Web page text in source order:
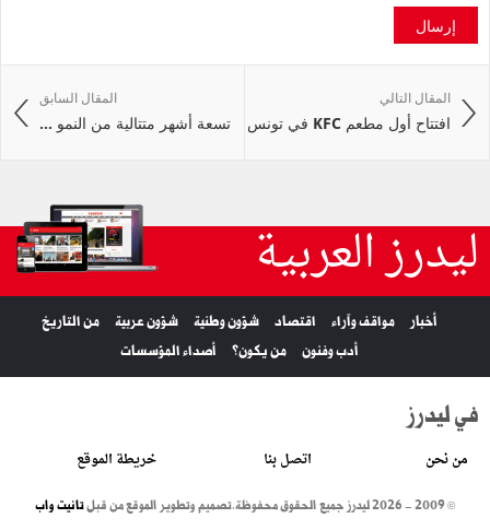
إرسال
المقال السابق
تسعة أشهر متتالية من النمو ...
المقال التالي
افتتاح أول مطعم KFC في تونس
ليدرز العربية
أخبار مواقف وآراء اقتصاد شؤون وطنية شؤون عربية
من التاريخ
أدب وفنون
من يكون؟ أصداء المؤسسات
في ليدرز
من نحن اتصل بنا خريطة الموقع
© 2009 - 2026 ليدرز جميع الحقوق محفوظة. تصميم وتطوير الموقع من قبلتانيت واب